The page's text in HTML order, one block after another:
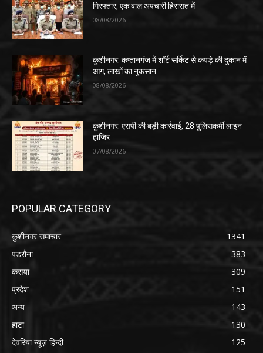
गिरफ्तार, एक बाल अपचारी हिरासत में
08/08/2026
कुशीनगर: कप्तानगंज में शॉर्ट सर्किट से कपड़े की दुकान में
आग, लाखों का नुकसान
08/08/2026
कुशीनगर: एसपी की बड़ी कार्रवाई, 28 पुलिसकर्मी लाइन
हाजिर
07/08/2026
POPULAR CATEGORY
कुशीनगर समाचार
1341
पडरौना
383
कसया
309
प्रदेश
151
अन्य
143
हाटा
130
देवरिया न्यूज़ हिन्दी
125